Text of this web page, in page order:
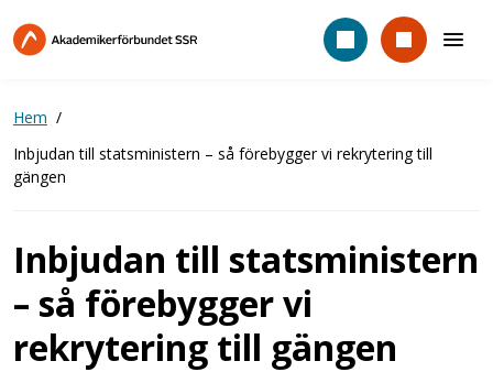
till
Hem
Inbjudan till statsministern – så förebygger vi rekrytering till
gängen
Inbjudan till statsministern
– så förebygger vi
rekrytering till gängen